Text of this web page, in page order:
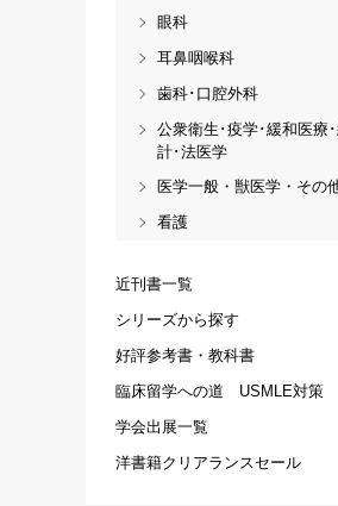
眼科
耳鼻咽喉科
歯科･口腔外科
公衆衛生･疫学･緩和医療
計･法医学
医学一般・獣医学・その
看護
近刊書一覧
シリーズから探す
好評参考書・教科書
臨床留学への道 USMLE対策
学会出展一覧
洋書籍クリアランスセール